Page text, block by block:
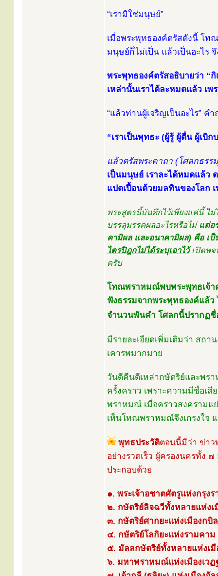
“เรามิใช่มนุษย์”
เมื่อพระพุทธองค์ตรัสดังนี้ โ
มนุษย์ก็ไม่เป็น แล้วเป็นอะไร
พระพุทธองค์ตรัสอธิบายว่า “
เหล่านั้นเราได้ละหมดแล้ว เ
“แล้วท่านผู้เจริญเป็นอะไร”
“เราเป็นพุทธะ (ผู้รู้ ผู้ตื่น ผู้เบิก
แล้วตรัสพระคาถา (โศลกธรร
เป็นมนุษย์ เราละได้หมดแล้ว
แปดเปื้อนด้วยมลทินของโลก
พระสูตรนี้บันทึกไว้เพียงแค่นี้ ไ
บรรลุมรรคผลอะไรหรือไม่ แต่อ
คามิผล และอนาคามิผล) คือ เป็
ไตรปิฎกไม่ได้ระบุเอาไว้เปิดพจ
ครับ
โทณพราหมณ์พบพระพุทธเจ้าค
ฟังธรรมจากพระพุทธองค์แล้
จำนวนพันคำ โศลกนี้ปรากฏชื่
มีรายละเอียดเพิ่มเติมว่า สถ
เคารพมากมาย
วันดีคืนดีเหล่ากษัตริย์และพร
ครั้งคราว เพราะความมีชื่อเ
พราหมณ์ เมื่อคราวสงครามแ
เห็นโทณพราหมณ์จึงเกรงใจ
พุทธประวัติตอนนี้มีว่า ข่าว
อย่างรวดเร็ว ผู้ครองนครทั้ง
ประกอบด้วย
๑. พระเจ้าอชาตศัตรูแห่งกรุง
๒. กษัตริย์ลิจฉวีทั้งหลายแห่งเ
๓. กษัตริย์ศากยะแห่งเมืองกบิ
๔. กษัตริย์โลกิยะแห่งรามคาม
๕. มัลลกษัตริย์ทั้งหลายแห่งเมื
๖. มหาพราหมณ์แห่งเมืองเวฏ